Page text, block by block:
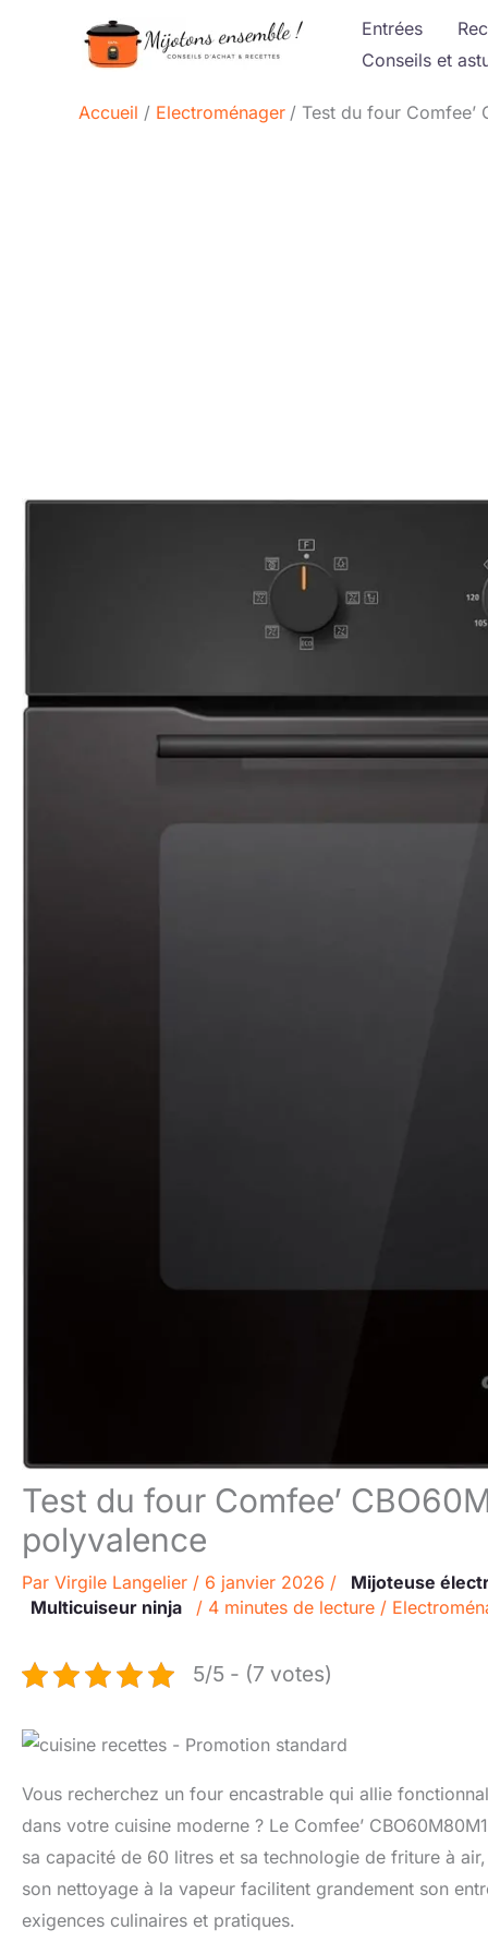
Entrées
Conseils et
Accueil Electroménager Test du four Comfee’
Test du four Comfee’
polyvalence
Par Virgile Langelier / 6 janvier 2026 / Mijoteuse
Multicuiseur ninja
/ 4 minutes de lecture /
5/5 - (7 votes)
Vous recherchez un four encastrable qui allie
dans votre cuisine moderne ? Le Comfee’
sa capacité de 60 litres et sa technologie de friture à
son nettoyage à la vapeur facilitent grandement son
exigences culinaires et pratiques.